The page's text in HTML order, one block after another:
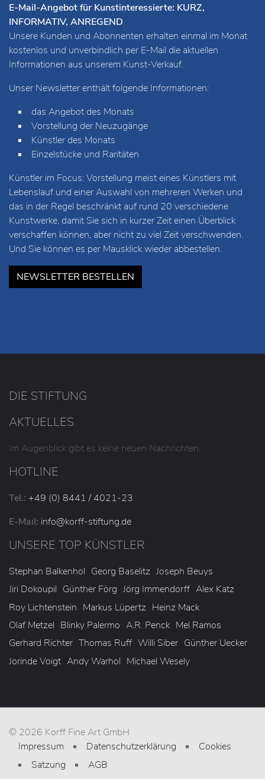
E-Mail-Angebot für Kunstinteressierte: KURZ,
INFORMATIV, ANREGEND
Unsere Kunden und Abonnenten erhalten einmal im Monat
kostenlos und unverbindlich per E-Mail die aktuellen
Informationen aus unserem Kunst-Verkauf.
Unser Newsletter enthält folgende Informationen:
das Angebot des Monats
Vorstellung der Neuzugänge
Künstler des Monats
Einzelstücke und Raritäten
Künstler im Focus: Vorstellung meist eines Künstlers mit
Lebenslauf und einer Auswahl von mehreren Werken und
das in der Regel beschränkt auf rund 20 verschiedene
Kunstwerke, damit Sie sich in kurzer Zeit einen Überblick
verschaffen können, aber nicht zu viel Zeit verschwenden.
Und Sie können es per Mausklick wieder abbestellen.
NEWSLETTER BESTELLEN
DIE STIFTUNG
AKTUELLES
Im Augenblick gibt es keine neuen Nachrichten.
HOTLINE
Tel.: +49 (0) 8441 / 4021-23
E-Mail: info@korff-stiftung.de
UNSERE TOP KÜNSTLER
Stephan Balkenhol Georg Baselitz Joseph Beuys
Jiri Dokoupil Günther Förg Jörg Immendorff Alex Katz
Roy Lichtenstein Markus Lüpertz Heinz Mack
Olaf Metzel Blinky Palermo A.R. Penck Mel Ramos
Gerhard Richter Thomas Ruff Willi Siber Günther Uecker
Jorinde Voigt Andy Warhol Michael Wesely
© 2026 Korff Fine Art GmbH
Impressum
Datenschutzerklärung
Cookies
Satzung
AGB